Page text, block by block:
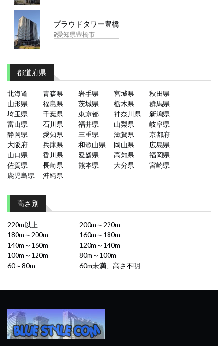
プラウドタワー豊橋
愛知県豊橋市
都道府県
北海道 青森県 岩手県 宮城県
秋田県
山形県
福島県 茨城県 栃木県
群馬県
埼玉県
千葉県 東京都 神奈川県
新潟県
富山県
石川県 福井県 山梨県
岐阜県
静岡県
愛知県 三重県 滋賀県
京都府
大阪府
兵庫県 和歌山県 岡山県
広島県
山口県
香川県 愛媛県 高知県
福岡県
佐賀県
長崎県 熊本県 大分県
宮崎県
鹿児島県
沖縄県
高さ別
220m以上
200m～220m
180m～200m
160m～180m
140m～160m
120m～140m
100m～120m
80m～100m
60～80m
60m未満、高さ不明